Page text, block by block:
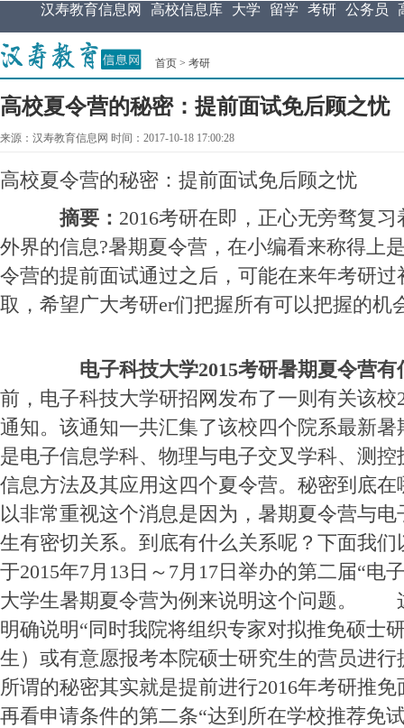
汉寿教育信息网 高校信息库 大学 留学 考研 公务员
首页 > 考研
高校夏令营的秘密：提前面试免后顾之忧
来源：汉寿教育信息网 时间：2017-10-18 17:00:28
高校夏令营的秘密：提前面试免后顾之忧
摘要： 2016考研在即，正心无旁骛复
外界的信息?暑期夏令营，在小编看来称得上
令营的提前面试通过之后，可能在来年考研
取，希望广大考研er们把握所有可以把握的机
电子科技大学2015考研暑期夏令营有
前，电子科技大学研招网发布了一则有关该校
通知。该通知一共汇集了该校四个院系最新
是电子信息学科、物理与电子交叉学科、测
信息方法及其应用这四个夏令营。秘密到
以非常重视这个消息是因为，暑期夏令营与电
生有密切关系。到底有什么关系呢？下面我
于2015年7月13日～7月17日举办的第二届“电
大学生暑期夏令营为例来说明这个问题。
明确说明“同时我院将组织专家对拟推免硕士
生）或有意愿报考本院硕士研究生的营员进行
所谓的秘密其实就是提前进行2016年考研
再看申请条件的第二条“达到所在学校推荐免